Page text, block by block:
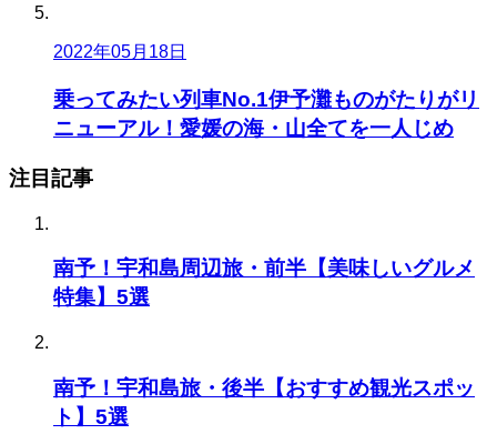
2022年05月18日
乗ってみたい列車No.1伊予灘ものがたりがリ
ニューアル！愛媛の海・山全てを一人じめ
注目記事
南予！宇和島周辺旅・前半【美味しいグルメ
特集】5選
南予！宇和島旅・後半【おすすめ観光スポッ
ト】5選